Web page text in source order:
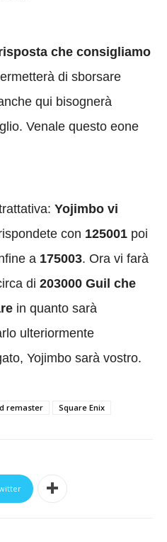
che consigliamo
di sborsare
qui bisognerà
Venale questo eone
Yojimbo vi
con 125001 poi
a 175003. Ora vi farà
di 203000 Guil che
in quanto sarà
ulteriormente
Yojimbo sarà vostro.
remaster Square Enix